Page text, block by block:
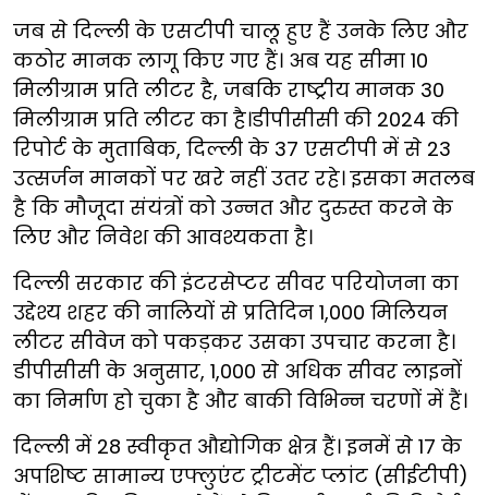
जब से दिल्ली के एसटीपी चालू हुए हैं उनके लिए और
कठोर मानक लागू किए गए हैं। अब यह सीमा 10
मिलीग्राम प्रति लीटर है, जबकि राष्ट्रीय मानक 30
मिलीग्राम प्रति लीटर का है।डीपीसीसी की 2024 की
रिपोर्ट के मुताबिक, दिल्ली के 37 एसटीपी में से 23
उत्सर्जन मानकों पर खरे नहीं उतर रहे। इसका मतलब
है कि मौजूदा संयंत्रों को उन्नत और दुरुस्त करने के
लिए और निवेश की आवश्यकता है।
दिल्ली सरकार की इंटरसेप्टर सीवर परियोजना का
उद्देश्य शहर की नालियों से प्रतिदिन 1,000 मिलियन
लीटर सीवेज को पकड़कर उसका उपचार करना है।
डीपीसीसी के अनुसार, 1,000 से अधिक सीवर लाइनों
का निर्माण हो चुका है और बाकी विभिन्न चरणों में हैं।
दिल्ली में 28 स्वीकृत औद्योगिक क्षेत्र हैं। इनमें से 17 के
अपशिष्ट सामान्य एफ्लुएंट ट्रीटमेंट प्लांट (सीईटीपी)